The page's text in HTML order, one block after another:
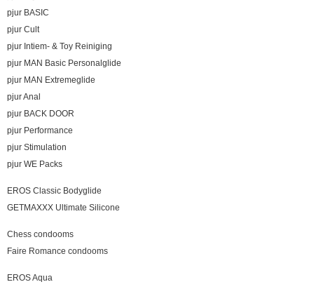
pjur BASIC
pjur Cult
pjur Intiem- & Toy Reiniging
pjur MAN Basic Personalglide
pjur MAN Extremeglide
pjur Anal
pjur BACK DOOR
pjur Performance
pjur Stimulation
pjur WE Packs
EROS Classic Bodyglide
GETMAXXX Ultimate Silicone
Chess condooms
Faire Romance condooms
EROS Aqua